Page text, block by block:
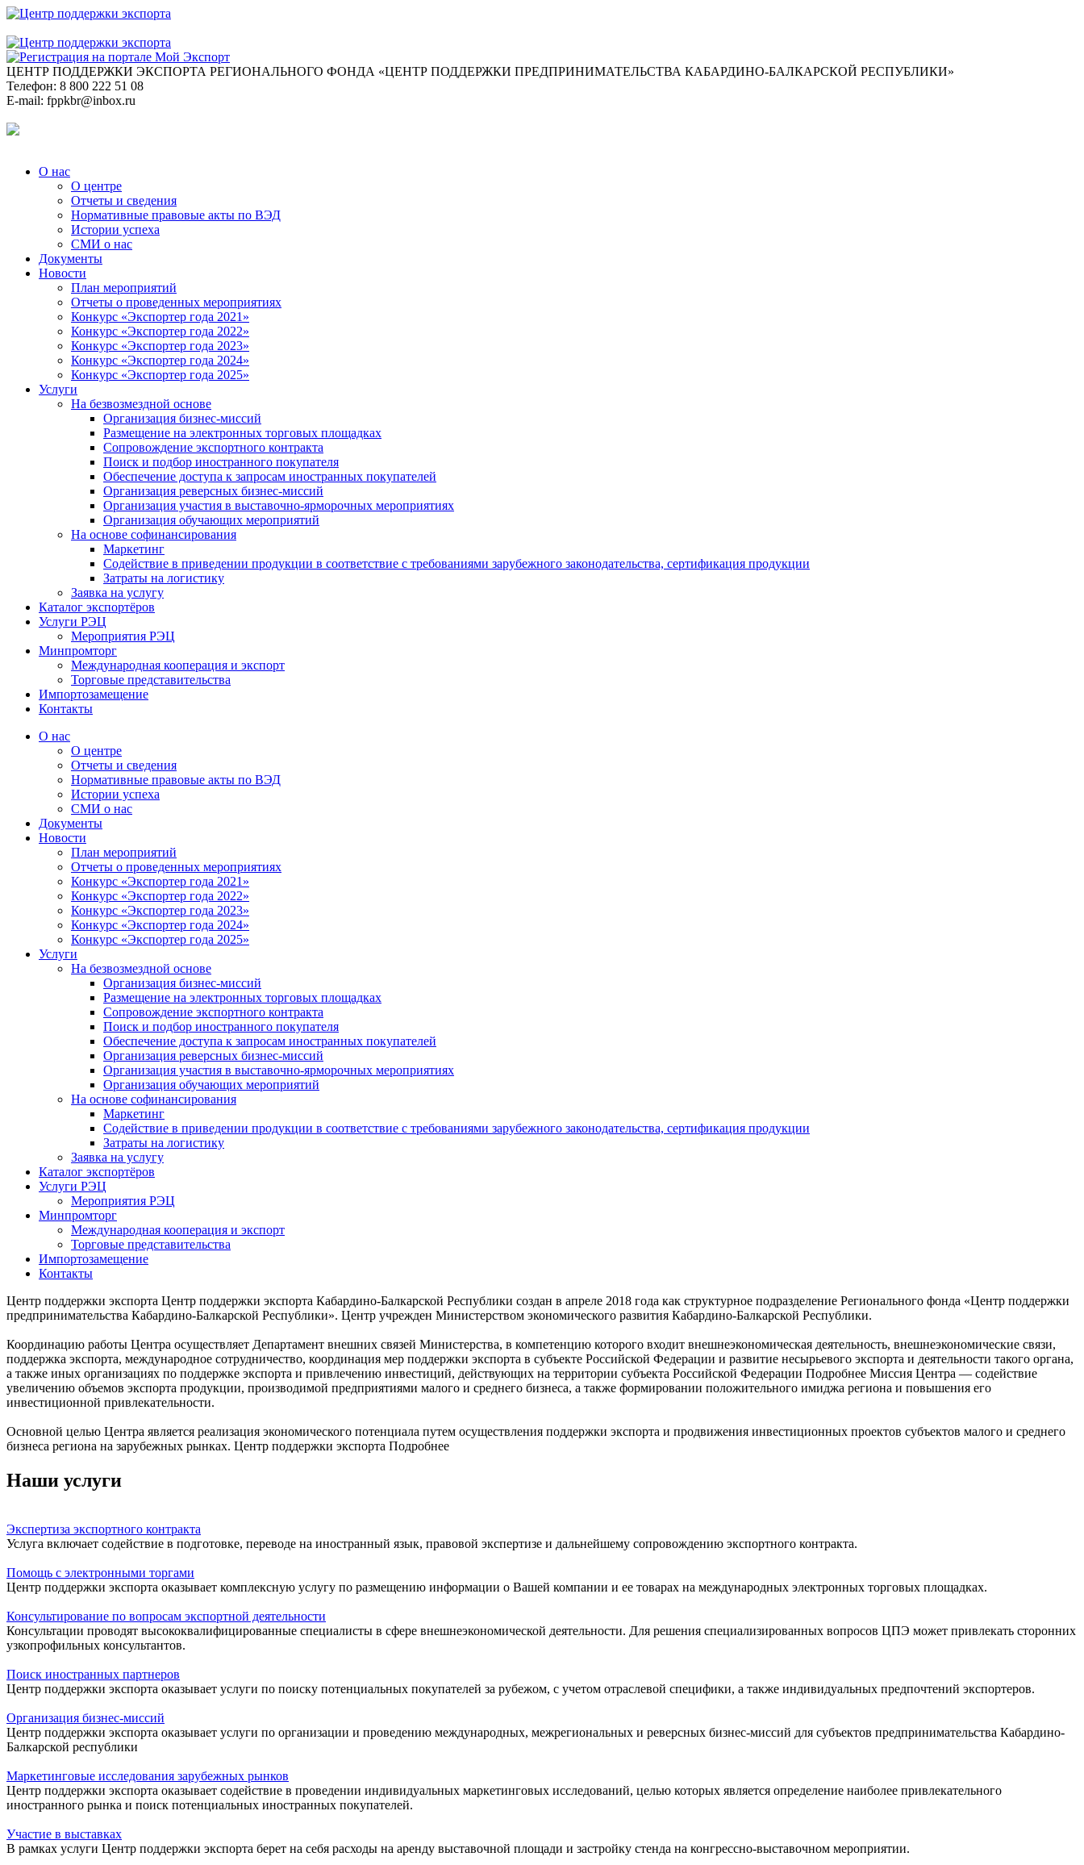
ЦЕНТР ПОДДЕРЖКИ ЭКСПОРТА РЕГИОНАЛЬНОГО ФОНДА «ЦЕНТР ПОДДЕРЖКИ ПРЕДПРИНИМАТЕЛЬСТВА КАБАРДИНО-БАЛКАРСКОЙ РЕСПУБЛИКИ»
Телефон: 8 800 222 51 08
E-mail: fppkbr@inbox.ru
О нас
О центре
Отчеты и сведения
Нормативные правовые акты по ВЭД
Истории успеха
СМИ о нас
Документы
Новости
План мероприятий
Отчеты о проведенных мероприятиях
Конкурс «Экспортер года 2021»
Конкурс «Экспортер года 2022»
Конкурс «Экспортер года 2023»
Конкурс «Экспортер года 2024»
Конкурс «Экспортер года 2025»
Услуги
На безвозмездной основе
Организация бизнес-миссий
Размещение на электронных торговых площадках
Сопровождение экспортного контракта
Поиск и подбор иностранного покупателя
Обеспечение доступа к запросам иностранных покупателей
Организация реверсных бизнес-миссий
Организация участия в выставочно-ярморочных мероприятиях
Организация обучающих мероприятий
На основе софинансирования
Маркетинг
Содействие в приведении продукции в соответствие с требованиями зарубежного законодательства, сертификация продукции
Затраты на логистику
Заявка на услугу
Каталог экспортёров
Услуги РЭЦ
Мероприятия РЭЦ
Минпромторг
Международная кооперация и экспорт
Торговые представительства
Импортозамещение
Контакты
О нас
О центре
Отчеты и сведения
Нормативные правовые акты по ВЭД
Истории успеха
СМИ о нас
Документы
Новости
План мероприятий
Отчеты о проведенных мероприятиях
Конкурс «Экспортер года 2021»
Конкурс «Экспортер года 2022»
Конкурс «Экспортер года 2023»
Конкурс «Экспортер года 2024»
Конкурс «Экспортер года 2025»
Услуги
На безвозмездной основе
Организация бизнес-миссий
Размещение на электронных торговых площадках
Сопровождение экспортного контракта
Поиск и подбор иностранного покупателя
Обеспечение доступа к запросам иностранных покупателей
Организация реверсных бизнес-миссий
Организация участия в выставочно-ярморочных мероприятиях
Организация обучающих мероприятий
На основе софинансирования
Маркетинг
Содействие в приведении продукции в соответствие с требованиями зарубежного законодательства, сертификация продукции
Затраты на логистику
Заявка на услугу
Каталог экспортёров
Услуги РЭЦ
Мероприятия РЭЦ
Минпромторг
Международная кооперация и экспорт
Торговые представительства
Импортозамещение
Контакты
Центр поддержки экспорта Центр поддержки экспорта Кабардино-Балкарской Республики создан в апреле 2018 года как структурное подразделение Регионального фонда «Центр поддержки
предпринимательства Кабардино-Балкарской Республики». Центр учрежден Министерством экономического развития Кабардино-Балкарской Республики.
Координацию работы Центра осуществляет Департамент внешних связей Министерства, в компетенцию которого входит внешнеэкономическая деятельность, внешнеэкономические связи,
поддержка экспорта, международное сотрудничество, координация мер поддержки экспорта в субъекте Российской Федерации и развитие несырьевого экспорта и деятельности такого органа,
а также иных организациях по поддержке экспорта и привлечению инвестиций, действующих на территории субъекта Российской Федерации Подробнее Миссия Центра — содействие
увеличению объемов экспорта продукции, производимой предприятиями малого и среднего бизнеса, а также формировании положительного имиджа региона и повышения его
инвестиционной привлекательности.
Основной целью Центра является реализация экономического потенциала путем осуществления поддержки экспорта и продвижения инвестиционных проектов субъектов малого и среднего
бизнеса региона на зарубежных рынках. Центр поддержки экспорта Подробнее
Наши услуги
Экспертиза экспортного контракта
Услуга включает содействие в подготовке, переводе на иностранный язык, правовой экспертизе и дальнейшему сопровождению экспортного контракта.
Помощь с электронными торгами
Центр поддержки экспорта оказывает комплексную услугу по размещению информации о Вашей компании и ее товарах на международных электронных торговых площадках.
Консультирование по вопросам экспортной деятельности
Консультации проводят высококвалифицированные специалисты в сфере внешнеэкономической деятельности. Для решения специализированных вопросов ЦПЭ может привлекать сторонних
узкопрофильных консультантов.
Поиск иностранных партнеров
Центр поддержки экспорта оказывает услуги по поиску потенциальных покупателей за рубежом, с учетом отраслевой специфики, а также индивидуальных предпочтений экспортеров.
Организация бизнес-миссий
Центр поддержки экспорта оказывает услуги по организации и проведению международных, межрегиональных и реверсных бизнес-миссий для субъектов предпринимательства Кабардино-
Балкарской республики
Маркетинговые исследования зарубежных рынков
Центр поддержки экспорта оказывает содействие в проведении индивидуальных маркетинговых исследований, целью которых является определение наиболее привлекательного
иностранного рынка и поиск потенциальных иностранных покупателей.
Участие в выставках
В рамках услуги Центр поддержки экспорта берет на себя расходы на аренду выставочной площади и застройку стенда на конгрессно-выставочном мероприятии.